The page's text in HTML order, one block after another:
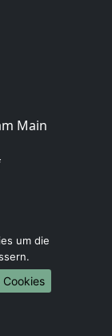
Main
um die